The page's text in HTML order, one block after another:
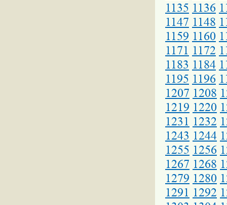
1135 1136
1147 1148
1159 1160
1171 1172
1183 1184
1195 1196
1207 1208
1219 1220
1231 1232
1243 1244
1255 1256
1267 1268
1279 1280
1291 1292